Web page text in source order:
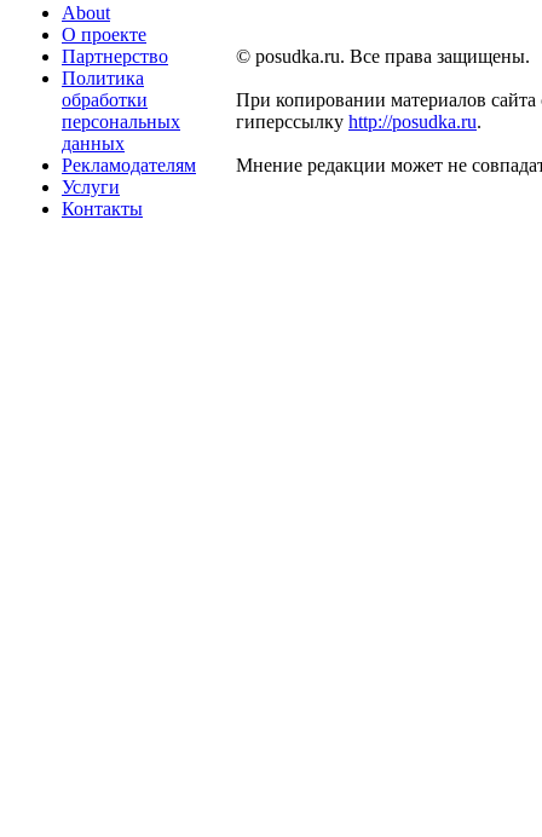
About
О проекте
Партнерство
Политика
обработки
персональных
данных
Рекламодателям
Услуги
Контакты
© posudka.ru. Все права защищены.
При копировании материалов сайта
гиперссылку http://posudka.ru.
Мнение редакции может не